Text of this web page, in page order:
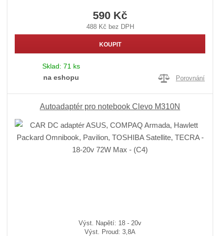
590 Kč
488 Kč bez DPH
KOUPIT
Sklad: 71 ks
na eshopu
Porovnání
Autoadaptér pro notebook Clevo M310N
Výst. Napětí: 18 - 20v
Výst. Proud: 3,8A